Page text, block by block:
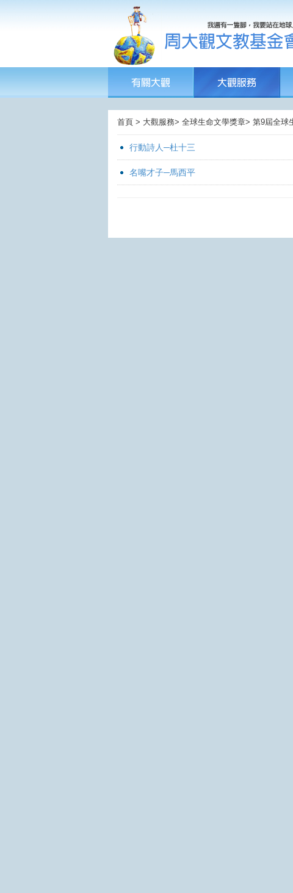
首頁 > 大觀服務> 全球生命文學獎章> 第9屆全球
行動詩人─杜十三
名嘴才子─馬西平